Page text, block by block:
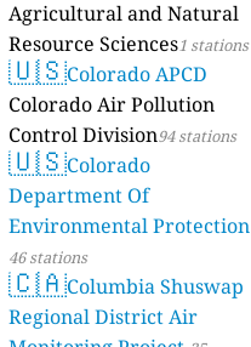
Agricultural and Natural
Resource Sciences1 stations
🇺🇸Colorado APCD
Colorado Air Pollution
Control Division94 stations
🇺🇸Colorado
Department Of
Environmental Protection
46 stations
🇨🇦Columbia Shuswap
Regional District Air